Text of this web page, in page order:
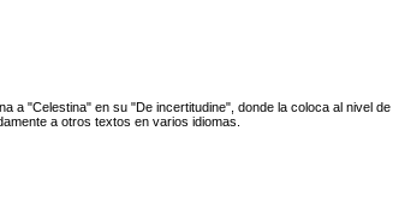
a "Celestina" en su "De incertitudine", donde la coloca al nivel
a otros textos en varios idiomas.